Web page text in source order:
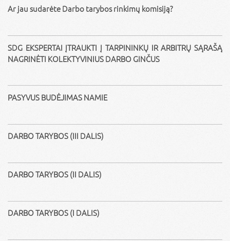
Ar jau sudarėte Darbo tarybos rinkimų komisiją?
SDG EKSPERTAI ĮTRAUKTI Į TARPININKŲ IR ARBITRŲ SĄRAŠĄ
NAGRINĖTI KOLEKTYVINIUS DARBO GINČUS
PASYVUS BUDĖJIMAS NAMIE
DARBO TARYBOS (III DALIS)
DARBO TARYBOS (II DALIS)
DARBO TARYBOS (I DALIS)